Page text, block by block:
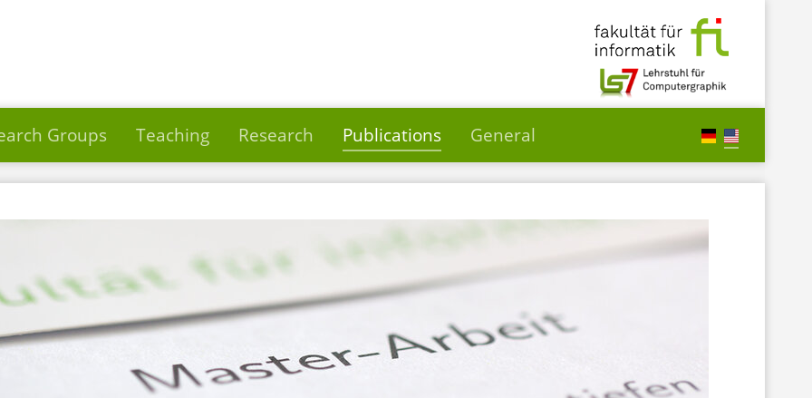
Groups Teaching Research Publications General